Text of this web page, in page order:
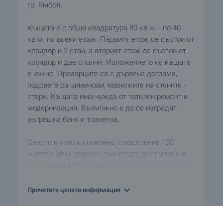
гр. Ямбол.
Къщата е с обща квадратура 80 кв.м. - по 40
кв.м. на всеки етаж. Първият етаж се състои от
коридор и 2 стаи, а вторият етаж се състои от
коридор и две спални. Изложението на къщата
е южно. Прозорците са с дървена дограма,
подовете са цименови, мазилките на стените -
стари. Къщата има нужда от тотелен ремонт и
модернизация. Възможно е да се изградят
вътрешна баня и тоалетна.
Селото е тихо и спокойно, с население 130
жители. Има редовен транспорт, достъпно е и
туризъм и други забавления на открито.
Прочетете цялата информация